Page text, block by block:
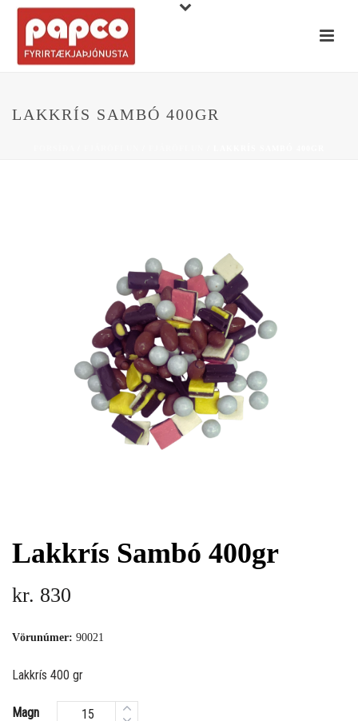
LAKKRÍS SAMBÓ 400GR
Lakkrís Sambó 400gr
kr. 830
Vörunúmer: 90021
Lakkrís 400 gr
Magn